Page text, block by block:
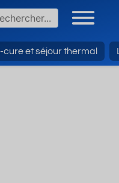
cure et séjour thermal